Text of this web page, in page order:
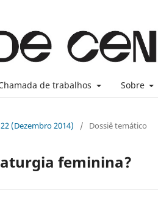
de trabalhos Sobre
22 (Dezembro 2014) / Dossiê temático
feminina?